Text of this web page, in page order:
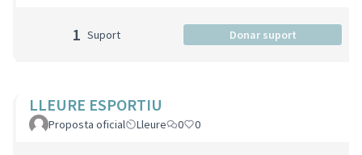
1 Suport Donar suport
LLEURE ESPORTIU
Proposta oficial Lleure 0 0